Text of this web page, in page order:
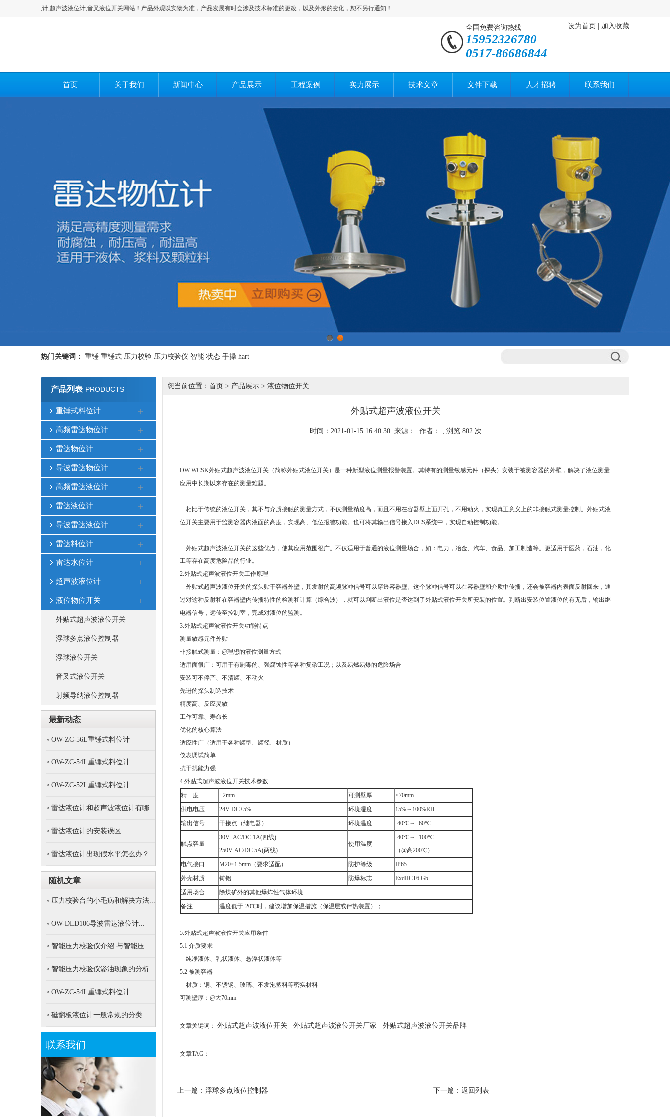
位计,超声波液位计,音叉液位开关网站！产品外观以实物为准，产品发展有时会涉及技术标准的更改，以及外形的变化，恕不另行通知！
设为首页 加入收藏
全国免费咨询热线
15952326780
0517-86686844
首页 关于我们 新闻中心 产品展示 工程案例 实力展示 技术文章 文件下载 人才招聘 联系我们
1
2
热门关键词： 重锤 重锤式 压力校验 压力校验仪 智能 状态 手操 hart
产品列表 PRODUCTS
重锤式料位计
高频雷达物位计
雷达物位计
导波雷达物位计
高频雷达液位计
雷达液位计
导波雷达液位计
雷达料位计
雷达水位计
超声波液位计
液位物位开关
外贴式超声波液位开关
浮球多点液位控制器
浮球液位开关
音叉式液位开关
射频导纳液位控制器
最新动态
OW-ZC-56L重锤式料位计
OW-ZC-54L重锤式料位计
OW-ZC-52L重锤式料位计
雷达液位计和超声波液位计有哪...
雷达液位计的安装误区...
雷达液位计出现假水平怎么办？...
随机文章
压力校验台的小毛病和解决方法...
OW-DLD106导波雷达液位计...
智能压力校验仪介绍 与智能压...
智能压力校验仪渗油现象的分析...
OW-ZC-54L重锤式料位计
磁翻板液位计一般常规的分类...
联系我们
您当前位置： 首页 > 产品展示 > 液位物位开关
外贴式超声波液位开关
时间：2021-01-15 16:40:30 来源： 作者： ; 浏览 802 次
OW-WCSK外贴式超声波液位开关（简称外贴式液位开关）是一种新型液位测量报警装置。其特有的测量敏感元件（探头）安装于被测容器的外壁，解决了液位测量
应用中长期以来存在的测量难题。
相比于传统的液位开关，其不与介质接触的测量方式，不仅测量精度高，而且不用在容器壁上面开孔，不用动火，实现真正意义上的非接触式测量控制。外贴式液
位开关主要用于监测容器内液面的高度，实现高、低位报警功能。也可将其输出信号接入DCS系统中，实现自动控制功能。
外贴式超声波液位开关的这些优点，使其应用范围很广。不仅适用于普通的液位测量场合，如：电力，冶金、汽车、食品、加工制造等。更适用于医药，石油，化
工等存在高度危险品的行业。
2.外贴式超声波液位开关工作原理
外贴式超声波液位开关的探头贴于容器外壁，其发射的高频脉冲信号可以穿透容器壁。这个脉冲信号可以在容器壁和介质中传播，还会被容器内表面反射回来，通
过对这种反射和在容器壁内传播特性的检测和计算（综合波），就可以判断出液位是否达到了外贴式液位开关所安装的位置。判断出安装位置液位的有无后，输出继
电器信号，远传至控制室，完成对液位的监测。
3.外贴式超声波液位开关功能特点
测量敏感元件外贴
非接触式测量：@理想的液位测量方式
适用面很广：可用于有剧毒的、强腐蚀性等各种复杂工况；以及易燃易爆的危险场合
安装可不停产、不清罐、不动火
先进的探头制造技术
精度高、反应灵敏
工作可靠、寿命长
优化的核心算法
适应性广（适用于各种罐型、罐径、材质）
仪表调试简单
抗干扰能力强
4.外贴式超声波液位开关技术参数
精 度
±2mm 可测壁厚
≤70mm
供电电压
24V DC±5% 环境湿度
15%～100%RH
输出信号
干接点（继电器） 环境温度 -40℃～+60℃
触点容量
30V AC/DC 1A(四线)
250V AC/DC 5A(两线)
使用温度
-40℃～+100℃
（@高200℃）
电气接口
M20×1.5mm（要求适配） 防护等级
IP65
外壳材质
铸铝 防爆标志
ExdIICT6 Gb
适用场合
除煤矿外的其他爆炸性气体环境
备注
温度低于-20℃时，建议增加保温措施（保温层或伴热装置）；
5.外贴式超声波液位开关应用条件
5.1 介质要求
纯净液体、乳状液体、悬浮状液体等
5.2 被测容器
材质：铜、不锈钢、玻璃、不发泡塑料等密实材料
可测壁厚：@大70mm
文章关键词： 外贴式超声波液位开关 外贴式超声波液位开关厂家 外贴式超声波液位开关品牌
文章TAG：
上一篇： 浮球多点液位控制器 下一篇： 返回列表